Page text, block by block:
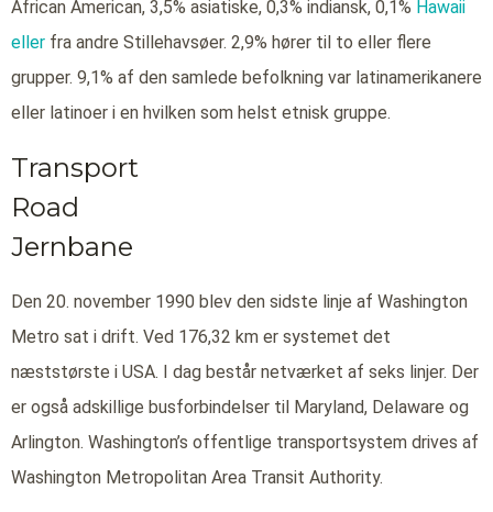
African American, 3,5% asiatiske, 0,3% indiansk, 0,1% Hawaii
eller fra andre Stillehavsøer. 2,9% hører til to eller flere
grupper. 9,1% af den samlede befolkning var latinamerikanere
eller latinoer i en hvilken som helst etnisk gruppe.
Transport
Road
Jernbane
Den 20. november 1990 blev den sidste linje af Washington
Metro sat i drift. Ved 176,32 km er systemet det
næststørste i USA. I dag består netværket af seks linjer. Der
er også adskillige busforbindelser til Maryland, Delaware og
Arlington. Washington’s offentlige transportsystem drives af
Washington Metropolitan Area Transit Authority.